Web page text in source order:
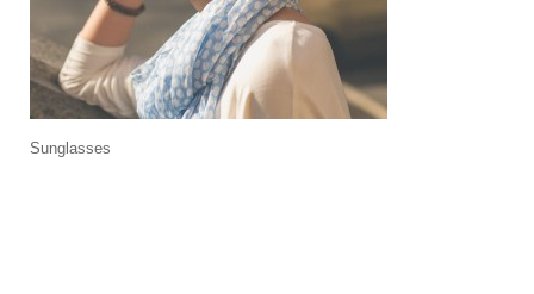
Sunglasses